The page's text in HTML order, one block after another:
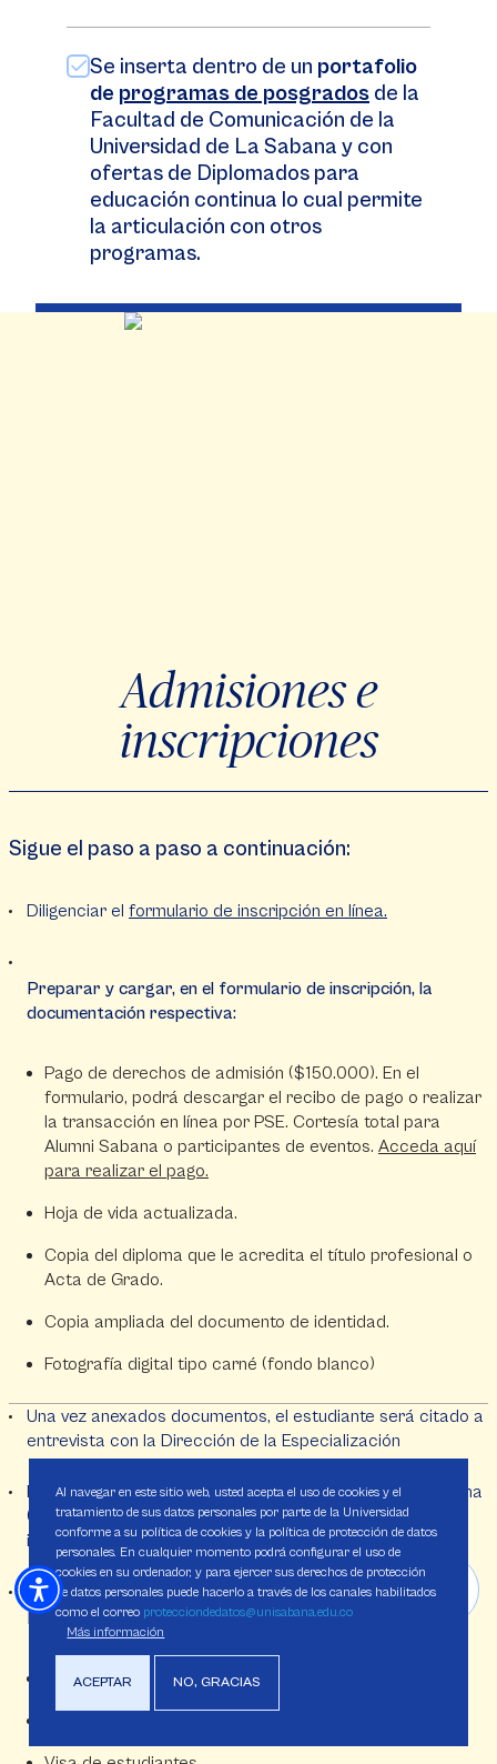
Se inserta dentro de un portafolio
de programas de posgrados de la
Facultad de Comunicación de la
Universidad de La Sabana y con
ofertas de Diplomados para
educación continua lo cual permite
la articulación con otros
programas.
Admisiones e
inscripciones
Sigue el paso a paso a continuación:
Diligenciar el formulario de inscripción en línea.
Preparar y cargar, en el formulario de inscripción, la
documentación respectiva:
Pago de derechos de admisión ($150.000). En el
formulario, podrá descargar el recibo de pago o realizar
la transacción en línea por PSE. Cortesía total para
Alumni Sabana o participantes de eventos. Acceda aquí
para realizar el pago.
Hoja de vida actualizada.
Copia del diploma que le acredita el título profesional o
Acta de Grado.
Copia ampliada del documento de identidad.
Fotografía digital tipo carné (fondo blanco)
Una vez anexados documentos, el estudiante será citado a
entrevista con la Dirección de la Especialización
Realizar el examen de clasificación de inglés de La Sabana
(Únicamente diagnóstico, no será excluyente para el
ingreso al programa).
Para estudiantes extranjeros:
Pasaporte vigente.
Al navegar en este sitio web, usted acepta el uso de cookies y el
tratamiento de sus datos personales por parte de la Universidad
conforme a su política de cookies y la política de protección de datos
personales. En cualquier momento podrá configurar el uso de
cookies en su ordenador, y para ejercer sus derechos de protección
de datos personales puede hacerlo a través de los canales habilitados
como el correo protecciondedatos@unisabana.edu.co
Más información
ACEPTAR NO, GRACIAS